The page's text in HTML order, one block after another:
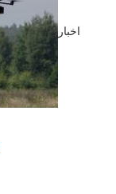
اخبار